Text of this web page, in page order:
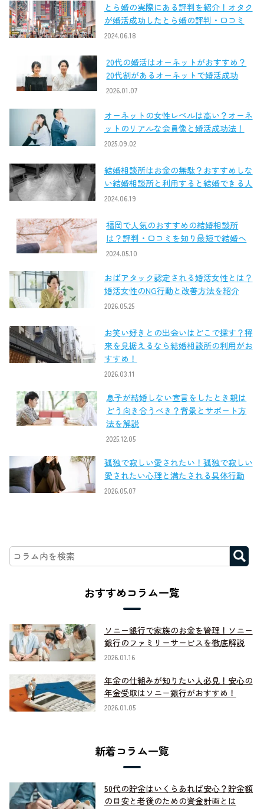
とら婚の実際にある評判を紹介！オタク
が婚活成功したとら婚の評判・口コミ
2024.06.18
20代の婚活はオーネットがおすすめ？
20代割があるオーネットで婚活成功
2026.01.07
オーネットの女性レベルは高い？オーネ
ットのリアルな会員像と婚活成功法！
2025.09.02
結婚相談所はお金の無駄？おすすめしな
い結婚相談所と利用すると結婚できる人
2024.06.19
福岡で人気のおすすめの結婚相談所
は？評判・口コミを知り最短で結婚へ
2024.05.10
おばアタック認定される婚活女性とは？
婚活女性のNG行動と改善方法を紹介
2026.05.25
お笑い好きとの出会いはどこで探す？将
来を見据えるなら結婚相談所の利用がお
すすめ！
2026.03.11
息子が結婚しない宣言をしたとき親は
どう向き合うべき？背景とサポート方
法を解説
2025.12.05
孤独で寂しい愛されたい！孤独で寂しい
愛されたい心理と満たされる具体行動
2026.05.07
おすすめコラム一覧
ソニー銀行で家族のお金を管理！ソニー
銀行のファミリーサービスを徹底解説
2026.01.16
年金の仕組みが知りたい人必見！安心の
年金受取はソニー銀行がおすすめ！
2026.01.05
新着コラム一覧
50代の貯金はいくらあれば安心？貯金額
の目安と老後のための資金計画とは